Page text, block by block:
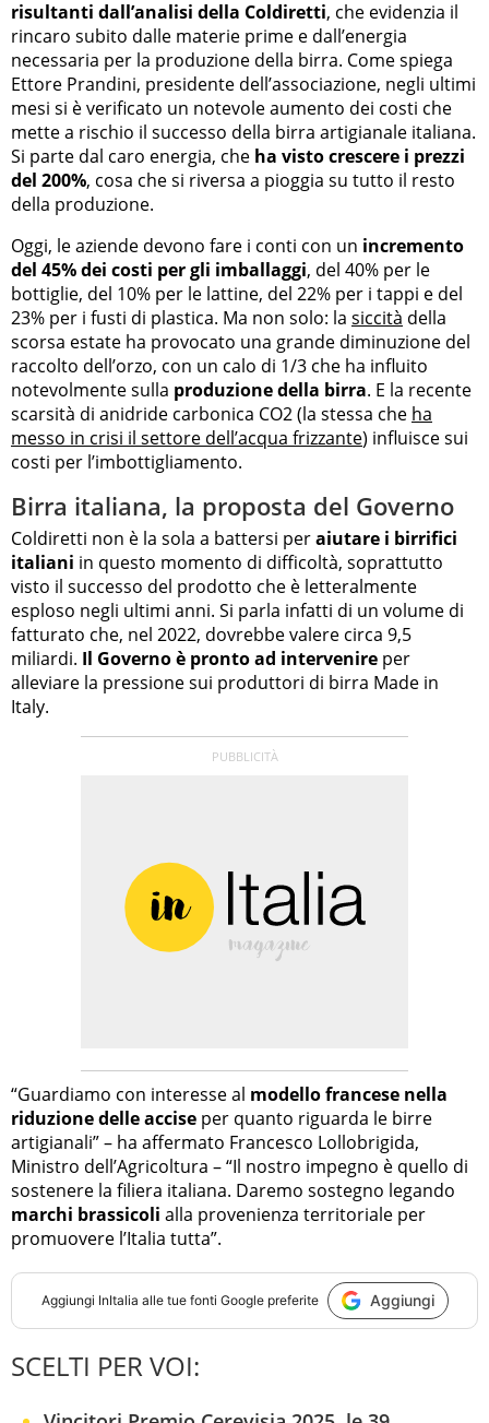
risultanti dall’analisi della Coldiretti, che evidenzia il
rincaro subito dalle materie prime e dall’energia
necessaria per la produzione della birra. Come spiega
Ettore Prandini, presidente dell’associazione, negli ultimi
mesi si è verificato un notevole aumento dei costi che
mette a rischio il successo della birra artigianale italiana.
Si parte dal caro energia, che ha visto crescere i prezzi
del 200%, cosa che si riversa a pioggia su tutto il resto
della produzione.
Oggi, le aziende devono fare i conti con un incremento
del 45% dei costi per gli imballaggi, del 40% per le
bottiglie, del 10% per le lattine, del 22% per i tappi e del
23% per i fusti di plastica. Ma non solo: la siccità della
scorsa estate ha provocato una grande diminuzione del
raccolto dell’orzo, con un calo di 1/3 che ha influito
notevolmente sulla produzione della birra. E la recente
scarsità di anidride carbonica CO2 (la stessa che ha
messo in crisi il settore dell’acqua frizzante) influisce sui
costi per l’imbottigliamento.
Birra italiana, la proposta del Governo
Coldiretti non è la sola a battersi peraiutare i birrifici
italiani in questo momento di difficoltà, soprattutto
visto il successo del prodotto che è letteralmente
esploso negli ultimi anni. Si parla infatti di un volume di
fatturato che, nel 2022, dovrebbe valere circa 9,5
miliardi. Il Governo è pronto ad intervenire per
alleviare la pressione sui produttori di birra Made in
Italy.
“Guardiamo con interesse al modello francese nella
riduzione delle accise per quanto riguarda le birre
artigianali” – ha affermato Francesco Lollobrigida,
Ministro dell’Agricoltura – “Il nostro impegno è quello di
sostenere la filiera italiana. Daremo sostegno legando
marchi brassicoli alla provenienza territoriale per
promuovere l’Italia tutta”.
Aggiungi InItalia alle tue fonti Google preferite Aggiungi
SCELTI PER VOI: